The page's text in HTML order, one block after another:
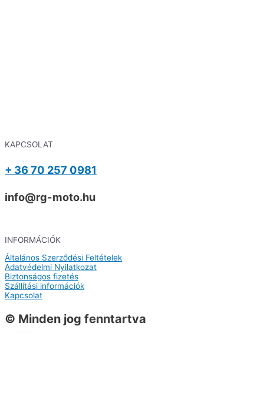
KAPCSOLAT
+ 36 70 257 0981
info@rg-moto.hu
INFORMÁCIÓK
Általános Szerződési Feltételek
Adatvédelmi Nyilatkozat
Biztonságos fizetés
Szállítási információk
Kapcsolat
© Minden jog fenntartva